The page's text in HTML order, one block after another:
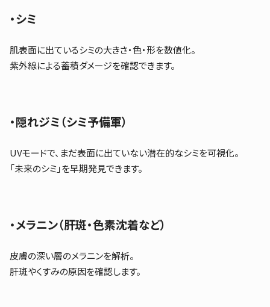
・シミ
肌表面に出ているシミの大きさ・色・形を数値化。
紫外線による蓄積ダメージを確認できます。
・隠れジミ（シミ予備軍）
UVモードで、まだ表面に出ていない潜在的なシミを可視化。
「未来のシミ」を早期発見できます。
・メラニン（肝斑・色素沈着など）
皮膚の深い層のメラニンを解析。
肝斑やくすみの原因を確認します。